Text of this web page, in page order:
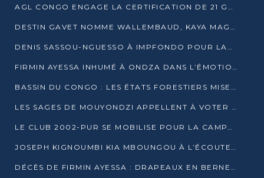
AGL CONGO ENGAGE LA CERTIFICATION DE 21 GRUTIERS AUX NORMES INTERNATIONALES
DESTIN GAVET NOMME WALLEMBAUD, KAYA MAGANE, BOUDZIKA ET MBOUSSA-ELLAH AUX COMMANDES DE SA CAMPAGNE
DENIS SASSOU-NGUESSO À IMPFONDO POUR LANCER LE CORRIDOR 13
FIRMIN AYESSA INHUMÉ À ONDZA DANS L’ÉMOTION ET LE RECUEILLEMENT
BASSIN DU CONGO : LES ÉTATS FORESTIERS MISENT SUR LES MARCHÉS CARBONE
LES SAGES DE MOUYONDZI APPELLENT À VOTER DENIS SASSOU-NGUESSO
LE CLUB 2002-PUR SE MOBILISE POUR LA CAMPAGNE
JOSEPH KIGNOUMBI KIA MBOUNGOU À L’ÉCOUTE DE TALANGAÏ
DÉCÈS DE FIRMIN AYESSA : DRAPEAUX EN BERNE LUNDI